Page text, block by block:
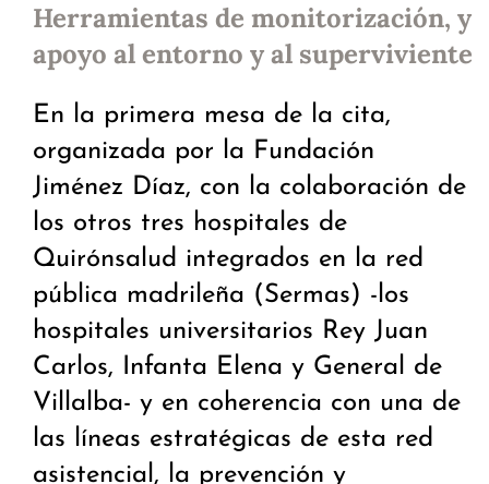
Herramientas de monitorización, y
apoyo al entorno y al superviviente
En la primera mesa de la cita,
organizada por la Fundación
Jiménez Díaz, con la colaboración de
los otros tres hospitales de
Quirónsalud integrados en la red
pública madrileña (Sermas) -los
hospitales universitarios Rey Juan
Carlos, Infanta Elena y General de
Villalba- y en coherencia con una de
las líneas estratégicas de esta red
asistencial, la prevención y